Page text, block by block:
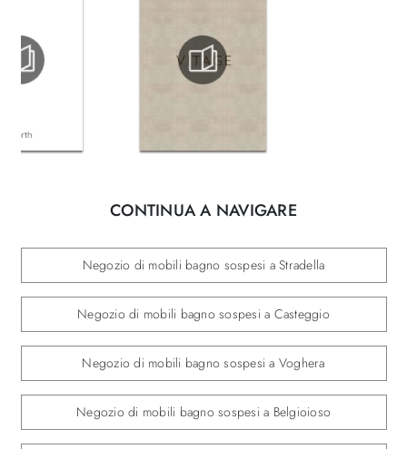
CONTINUA A NAVIGARE
Negozio di mobili bagno sospesi a Stradella
Negozio di mobili bagno sospesi a Casteggio
Negozio di mobili bagno sospesi a Voghera
Negozio di mobili bagno sospesi a Belgioioso